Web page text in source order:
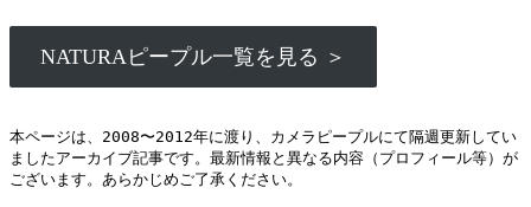
NATURAピープル一覧を見る ＞
本ページは、2008〜2012年に渡り、カメラピープルにて隔週更新してい
ましたアーカイブ記事です。最新情報と異なる内容（プロフィール等）が
ございます。あらかじめご了承ください。